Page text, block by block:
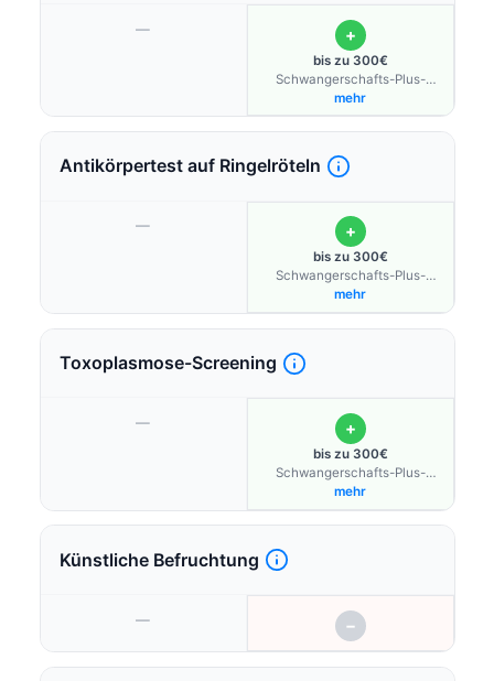
— +
bis zu 300€
Schwangerschafts-Plus-
Budget
mehr
Antikörpertest auf Ringelröteln
— +
bis zu 300€
Schwangerschafts-Plus-
Budget
mehr
Toxoplasmose-Screening
— +
bis zu 300€
Schwangerschafts-Plus-
Budget
mehr
Künstliche Befruchtung
— −